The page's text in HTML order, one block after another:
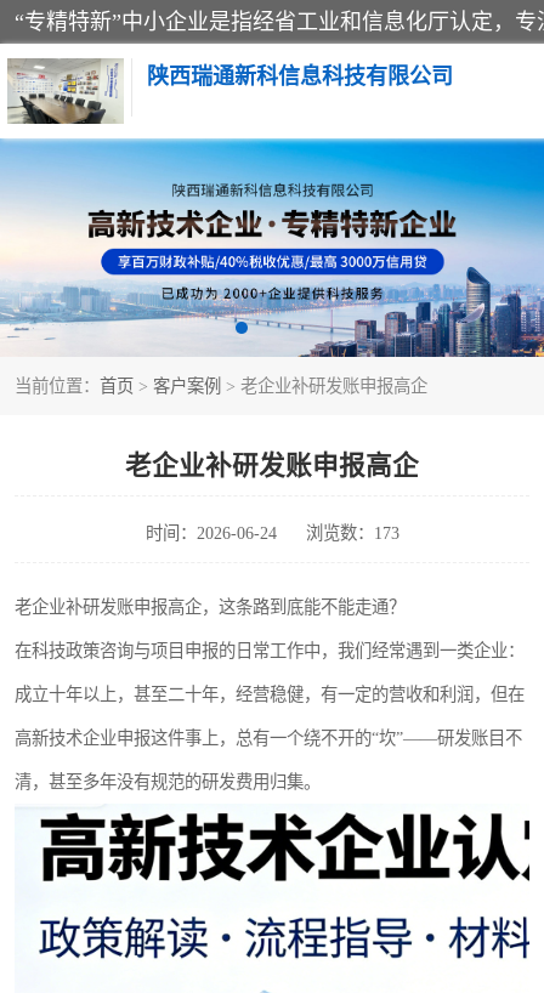
陕西瑞通新科信息科技有限公司
当前位置： 首页 > 客户案例 > 老企业补研发账申报高企
老企业补研发账申报高企
时间：2026-06-24 浏览数：173
老企业补研发账申报高企，这条路到底能不能走通？
在科技政策咨询与项目申报的日常工作中，我们经常遇到一类企业：
成立十年以上，甚至二十年，经营稳健，有一定的营收和利润，但在
高新技术企业申报这件事上，总有一个绕不开的“坎”——研发账目不
清，甚至多年没有规范的研发费用归集。